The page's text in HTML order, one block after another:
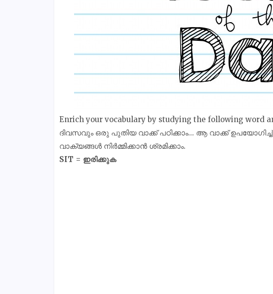
Enrich your vocabulary by studying the following word
ദിവസവും ഒരു പുതിയ വാക്ക് പഠിക്കാം... ആ വാക്ക്
വാക്യങ്ങൾ നിർമ്മിക്കാൻ ശ്രമിക്കാം.
SIT = ഇരിക്കുക